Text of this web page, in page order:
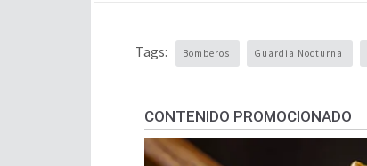
Tags: Bomberos Guardia Nocturna
CONTENIDO PROMOCIONADO